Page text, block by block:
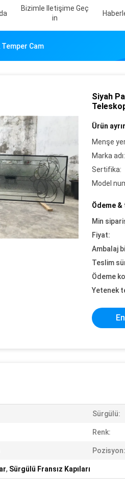
Bizimle Iletişime Geç
In
Temper Cam
Siyah
Ürün
Menşe
Marka adı:
Sertifika:
Model
Ödeme
Min
Fiyat:
Ambalaj
Teslim
Ödeme
Yetenek
Sürgülü:
Renk:
Pozisyon:
, Sürgülü Fransız Kapıları